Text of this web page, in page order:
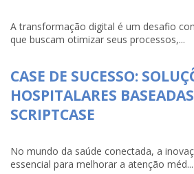
A transformação digital é um desafio
que buscam otimizar seus processos,...
CASE DE SUCESSO:
HOSPITALARES
SCRIPTCASE
No mundo da saúde conectada, a
essencial para melhorar a atenção méd...